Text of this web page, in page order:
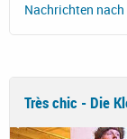
Nachrichten
Très chic - Die